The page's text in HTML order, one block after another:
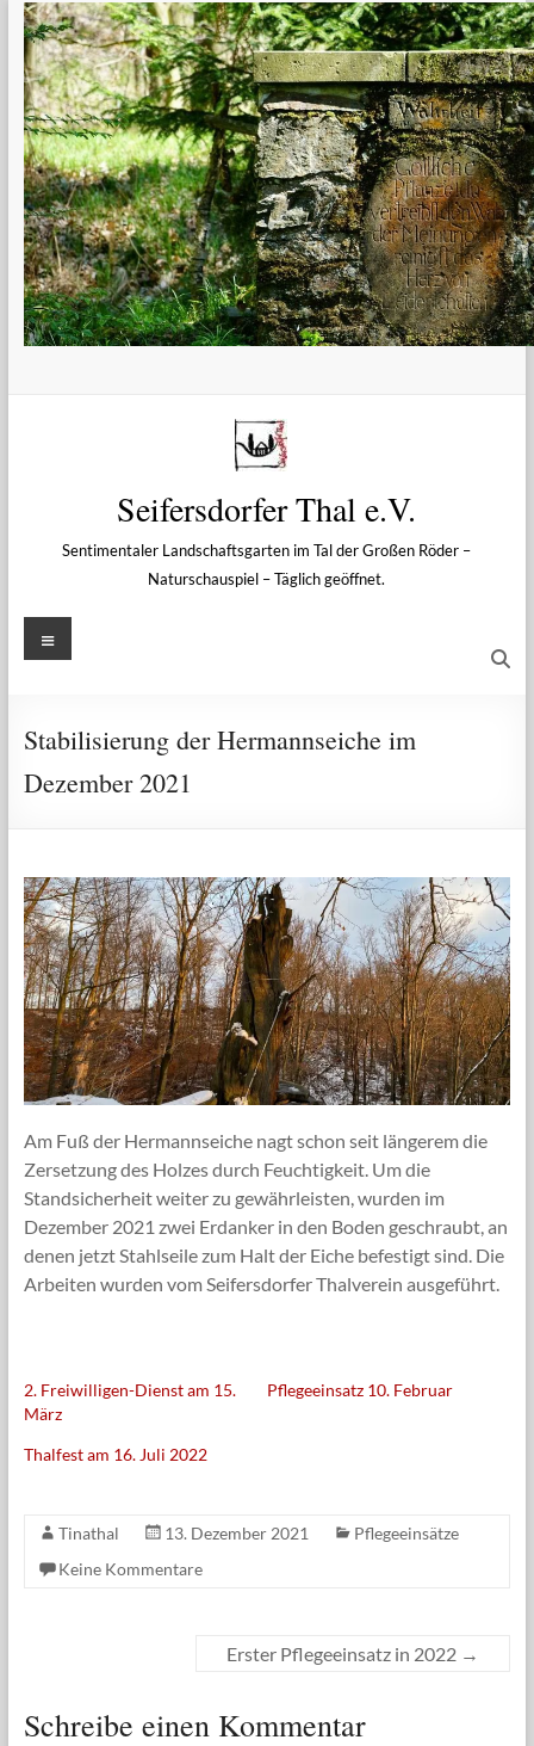
Zum
Inhalt
springen
Seifersdorfer Thal e.V.
Sentimentaler Landschaftsgarten im Tal der Großen Röder –
Naturschauspiel – Täglich geöffnet.
Menü
Stabilisierung der Hermannseiche im
Dezember 2021
Am Fuß der Hermannseiche nagt schon seit längerem die
Zersetzung des Holzes durch Feuchtigkeit. Um die
Standsicherheit weiter zu gewährleisten, wurden im
Dezember 2021 zwei Erdanker in den Boden geschraubt, an
denen jetzt Stahlseile zum Halt der Eiche befestigt sind. Die
Arbeiten wurden vom Seifersdorfer Thalverein ausgeführt.
2. Freiwilligen-Dienst am 15.
März
Pflegeeinsatz 10. Februar
Thalfest am 16. Juli 2022
Tinathal 13. Dezember 2021
Pflegeeinsätze
Keine Kommentare
Erster Pflegeeinsatz in 2022 →
Schreibe einen Kommentar